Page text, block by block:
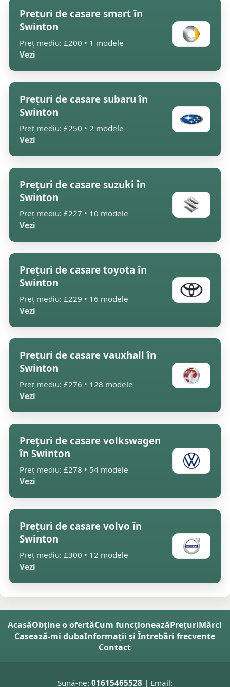
Prețuri de casare smart în
Swinton
Preț mediu: £200 • 1 modele
Vezi
Prețuri de casare subaru în
Swinton
Preț mediu: £250 • 2 modele
Vezi
Prețuri de casare suzuki în
Swinton
Preț mediu: £227 • 10 modele
Vezi
Prețuri de casare toyota în
Swinton
Preț mediu: £229 • 16 modele
Vezi
Prețuri de casare vauxhall în
Swinton
Preț mediu: £276 • 128 modele
Vezi
Prețuri de casare volkswagen
în Swinton
Preț mediu: £278 • 54 modele
Vezi
Prețuri de casare volvo în
Swinton
Preț mediu: £300 • 12 modele
Vezi
AcasăObține o ofertăCum funcționeazăPrețuriMărci
Casează-mi dubaInformații și Întrebări frecvente
Contact
Sună-ne: 01615465528 | Email: